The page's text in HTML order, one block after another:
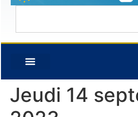
Jeudi 14